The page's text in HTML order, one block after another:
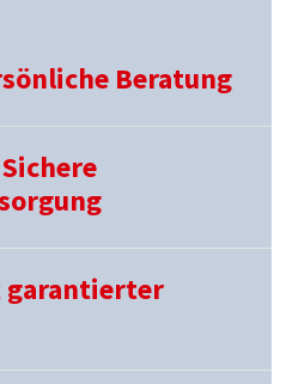
Beratung